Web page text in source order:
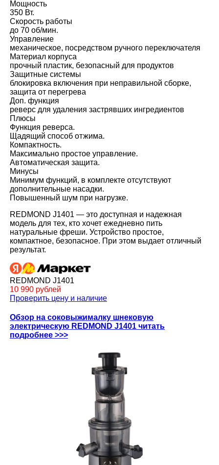
Мощность
350 Вт.
Скорость работы
до 70 об/мин.
Управление
механическое, посредством ручного переключателя
Материал корпуса
прочный пластик, безопасный для продуктов
Защитные системы
блокировка включения при неправильной сборке,
защита от перегрева
Доп. функция
реверс для удаления застрявших ингредиентов
Плюсы
Функция реверса.
Щадящий способ отжима.
Компактность.
Максимально простое управление.
Автоматическая защита.
Минусы
Минимум функций, в комплекте отсутствуют
дополнительные насадки.
Повышенный шум при нагрузке.
REDMOND J1401 — это доступная и надежная
модель для тех, кто хочет ежедневно пить
натуральные фреши. Устройство простое,
компактное, безопасное. При этом выдает отличный
результат.
REDMOND J1401
10 990 рублей
Проверить цену и наличие
Обзор на соковыжималку шнековую
электрическую REDMOND J1401 читать
подробнее >>>